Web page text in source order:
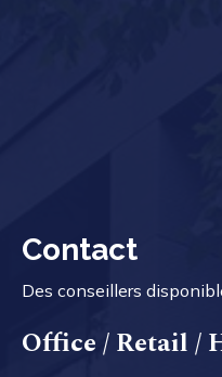
Contact
Des conseillers
Office / Retail /